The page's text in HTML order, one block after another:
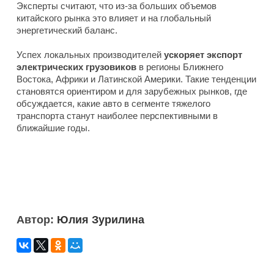
Эксперты считают, что из-за больших объемов
китайского рынка это влияет и на глобальный
энергетический баланс.
Успех локальных производителей ускоряет экспорт
электрических грузовиков в регионы Ближнего
Востока, Африки и Латинской Америки. Такие тенденции
становятся ориентиром и для зарубежных рынков, где
обсуждается, какие авто в сегменте тяжелого
транспорта станут наиболее перспективными в
ближайшие годы.
Автор: Юлия Зурилина